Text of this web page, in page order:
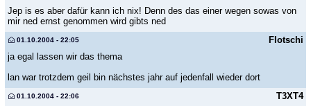
Jep is es aber dafür kann ich nix! Denn des das einer wegen sowas von
mir ned ernst genommen wird gibts ned
Flotschi
01.10.2004 - 22:05
ja egal lassen wir das thema
lan war trotzdem geil bin nächstes jahr auf jedenfall wieder dort
T3XT4
01.10.2004 - 22:06